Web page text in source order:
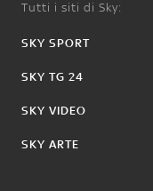
Tutti i siti di Sky:
SKY SPORT
SKY TG 24
SKY VIDEO
SKY ARTE